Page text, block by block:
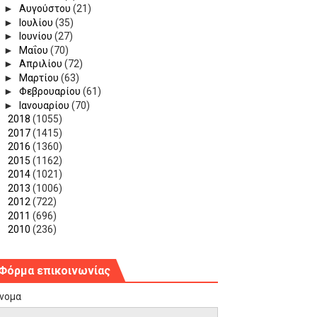
►Αυγούστου(21)
►
Ιουλίου(35)
►
Ιουνίου(27)
► Μαΐου(70)
►Απριλίου(72)
► Μαρτίου(63)
►Φεβρουαρίου(61)
►
Ιανουαρίου(70)
2018 (1055)
2017(1415)
2016 (1360)
2015 (1162)
2014(1021)
2013 (1006)
2012(722)
2011 (696)
2010 (236)
επικοινωνίας